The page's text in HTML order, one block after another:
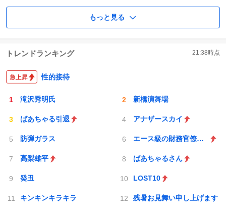
もっと見る
トレンドランキング 21:38時点
性的接待
滝沢秀明氏 新橋演舞場
ばあちゃる引退 アナザースカイ
防弾ガラス エース級の財務官僚が異例転出へ
高梨雄平 ばあちゃるさん
癸丑 LOST10
キンキンキラキラ 残暑お見舞い申し上げます